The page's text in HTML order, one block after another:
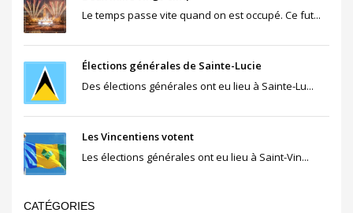
Le temps passe vite quand on est occupé. Ce fut...
Élections générales de Sainte-Lucie
Des élections générales ont eu lieu à Sainte-Lu...
Les Vincentiens votent
Les élections générales ont eu lieu à Saint-Vin...
CATÉGORIES